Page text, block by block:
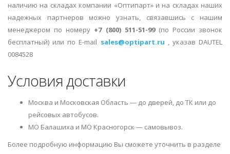
наличию на складах компании «Оптипарт» и на складах наших
надежных партнеров можно узнать, связавшись с нашим
менеджером по номеру +7 (800) 511-51-99(по России звонок
бесплатный) или по E-mail sales@optipart.ru , указав DAUTEL
0084528
Условия доставки
Москва и Московская Область — до дверей, до ТК или до
рейсовых автобусов.
МО Балашиха и МО Красногорск — самовывоз.
Более подробную информацию Вы сможете уточнить в разделе